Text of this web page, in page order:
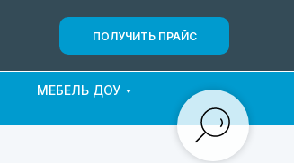
ПОЛУЧИТЬ ПРАЙС
МЕБЕЛЬ ДОУ